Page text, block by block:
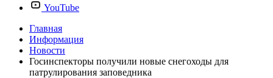
YouTube
Главная
Информация
Новости
Госинспекторы получили новые снегоходы для
патрулирования заповедника